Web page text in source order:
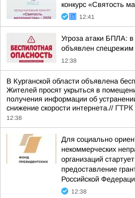
конкурс «Святость
12:41
Угроза атаки БПЛА: в
объявлен спецрежим
12:38
В Курганской области объявлена
Жителей просят укрыться в
получения информации об
снижение скорости интернета.// ГТРК
12:38
Для социально
некоммерческих
организаций
предоставление
Российской
12:38